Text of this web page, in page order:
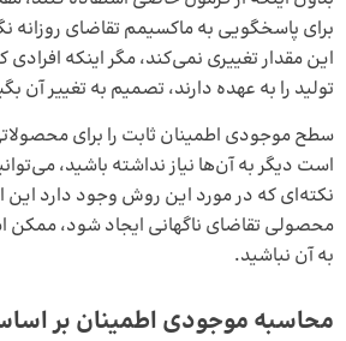
برای پاسخگویی به ماکسیمم تقاضای روزانه
این مقدار تغییری نمی‌کند، مگر اینکه افرادی
تولید را به عهده دارند، تصمیم به تغییر آن
سطح موجودی اطمینان ثابت را برای
است دیگر به آن‌ها نیاز نداشته باشید،
نکته‌ای که در مورد این روش وجود دارد این
محصولی تقاضای ناگهانی ایجاد شود، ممکن
به آن نباشید.
محاسبه موجودی اطمینان بر